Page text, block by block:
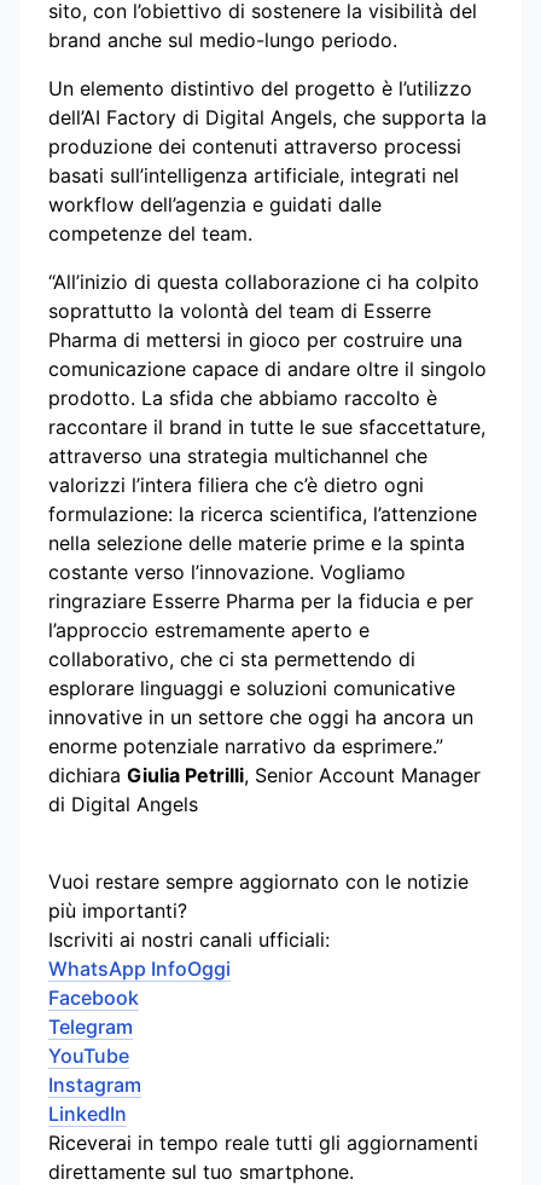
sito, con l’obiettivo di sostenere la visibilità del
brand anche sul medio-lungo periodo.
Un elemento distintivo del progetto è l’utilizzo
dell’AI Factory di Digital Angels, che supporta la
produzione dei contenuti attraverso processi
basati sull’intelligenza artificiale, integrati nel
workflow dell’agenzia e guidati dalle
competenze del team.
“All’inizio di questa collaborazione ci ha colpito
soprattutto la volontà del team di Esserre
Pharma di mettersi in gioco per costruire una
comunicazione capace di andare oltre il singolo
prodotto. La sfida che abbiamo raccolto è
raccontare il brand in tutte le sue sfaccettature,
attraverso una strategia multichannel che
valorizzi l’intera filiera che c’è dietro ogni
formulazione: la ricerca scientifica, l’attenzione
nella selezione delle materie prime e la spinta
costante verso l’innovazione. Vogliamo
ringraziare Esserre Pharma per la fiducia e per
l’approccio estremamente aperto e
collaborativo, che ci sta permettendo di
esplorare linguaggi e soluzioni comunicative
innovative in un settore che oggi ha ancora un
enorme potenziale narrativo da esprimere.”
dichiara Giulia Petrilli, Senior Account Manager
di Digital Angels
Vuoi restare sempre aggiornato con le notizie
più importanti?
Iscriviti ai nostri canali ufficiali:
WhatsApp InfoOggi
Facebook
Telegram
YouTube
Instagram
LinkedIn
Riceverai in tempo reale tutti gli aggiornamenti
direttamente sul tuo smartphone.